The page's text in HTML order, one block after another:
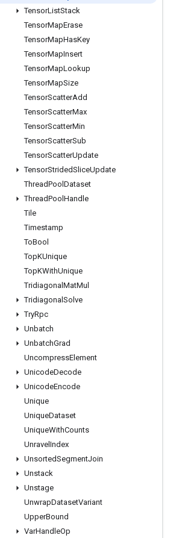
TensorListStack
TensorMapErase
TensorMapHasKey
TensorMapInsert
TensorMapLookup
TensorMapSize
TensorScatterAdd
TensorScatterMax
TensorScatterMin
TensorScatterSub
TensorScatterUpdate
TensorStridedSliceUpdate
ThreadPool Dataset
ThreadPool Handle
Tile
Timestamp
ToBool
TopKUnique
TopKWithUnique
Tridiagonal MatMul
Tridiagonal Solve
TryRpc
Unbatch
UnbatchGrad
UncompressElement
UnicodeDecode
UnicodeEncode
Unique
UniqueDataset
UniqueWithCounts
Unravel Index
UnsortedSegmentJoin
Unstack
Unstage
UnwrapDatasetVariant
UpperBound
VarHandleOp